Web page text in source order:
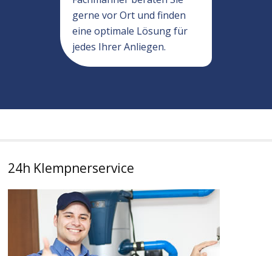
gerne vor Ort und finden
eine optimale Lösung für
jedes Ihrer Anliegen.
24h Klempnerservice